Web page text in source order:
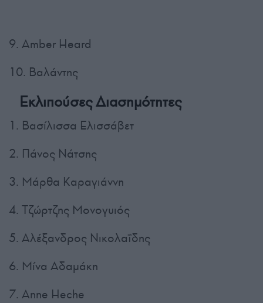
9. Amber Heard
10. Βαλάντης
Εκλιπούσες Διασημότητες
1. Βασίλισσα Ελισσάβετ
2. Πάνος Νάτσης
3. Μάρθα Καραγιάννη
4. Τζώρτζης Μονογυιός
5. Αλέξανδρος Νικολαΐδης
6. Μίνα Αδαμάκη
7. Αnne Heche